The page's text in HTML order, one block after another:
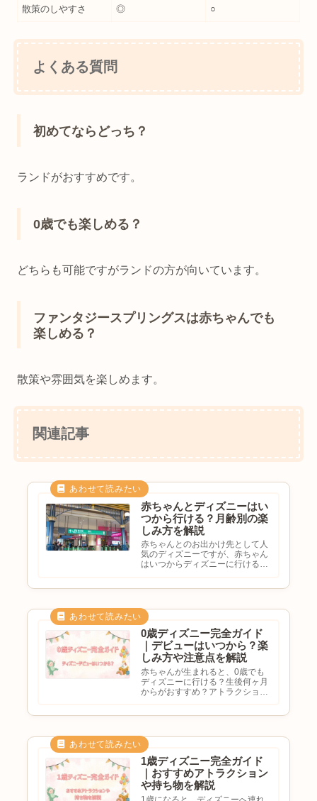
散策のしやすさ ◎ ○
よくある質問
初めてならどっち？
ランドがおすすめです。
0歳でも楽しめる？
どちらも可能ですがランドの方が向いています。
ファンタジースプリングスは赤ちゃんでも
楽しめる？
散策や雰囲気を楽しめます。
関連記事
赤ちゃんとディズニーはい
つから行ける？月齢別の楽
しみ方を解説
赤ちゃんとのお出かけ先として人
気のディズニーですが、赤ちゃん
はいつからディズニーに行ける？
ょうか。ディズニーリゾートに
は...
0歳ディズニー完全ガイド
｜デビューはいつから？楽
しみ方や注意点を解説
赤ちゃんが生まれると、0歳でも
ディズニーに行ける？生後何ヶ月
からがおすすめ？アトラクション
ため、0歳でも楽しめるスポット...
1歳ディズニー完全ガイド
｜おすすめアトラクション
や持ち物を解説